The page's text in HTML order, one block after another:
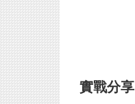
實戰分享